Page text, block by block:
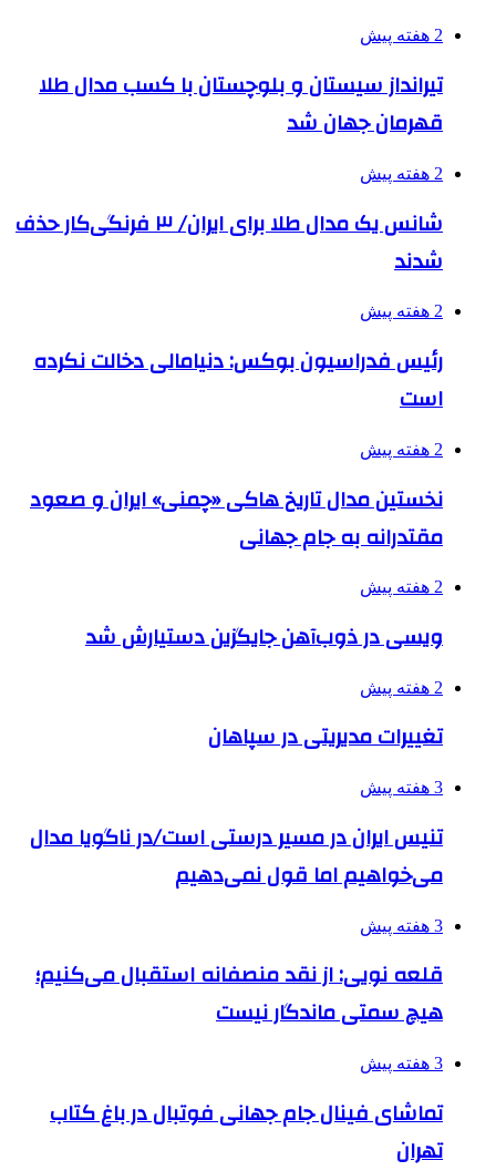
2 هفته پیش
تیرانداز سیستان و بلوچستان با کسب مدال طلا
قهرمان جهان شد
2 هفته پیش
شانس یک مدال طلا برای ایران/ ۳ فرنگی‌کار حذف
شدند
2 هفته پیش
رئیس فدراسیون بوکس: دنیامالی دخالت نکرده
است
2 هفته پیش
نخستین مدال تاریخ هاکی «چمنی» ایران و صعود
مقتدرانه به جام جهانی
2 هفته پیش
ویسی در ذوب‌آهن جایگزین دستیارش شد
2 هفته پیش
تغییرات مدیریتی در سپاهان
3 هفته پیش
تنیس ایران در مسیر درستی است/در ناگویا مدال
می‌خواهیم اما قول نمی‌دهیم
3 هفته پیش
قلعه نویی: از نقد منصفانه استقبال می‌کنیم؛
هیچ سمتی ماندگار نیست
3 هفته پیش
تماشای فینال جام جهانی فوتبال در باغ کتاب
تهران